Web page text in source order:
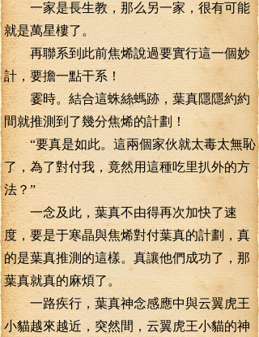
一家是長生教，那么另一家，很有可能
就是萬星樓了。
再聯系到此前焦烯說過要實行這一個妙
計，要擔一點干系！
霎時。結合這蛛絲螞跡，葉真隱隱約約
間就推測到了幾分焦烯的計劃！
“要真是如此。這兩個家伙就太毒太無恥
了，為了對付我，竟然用這種吃里扒外的方
法？”
一念及此，葉真不由得再次加快了速
度，要是于寒晶與焦烯對付葉真的計劃，真
的是葉真推測的這樣。真讓他們成功了，那
葉真就真的麻煩了。
一路疾行，葉真神念感應中與云翼虎王
小貓越來越近，突然間，云翼虎王小貓的神